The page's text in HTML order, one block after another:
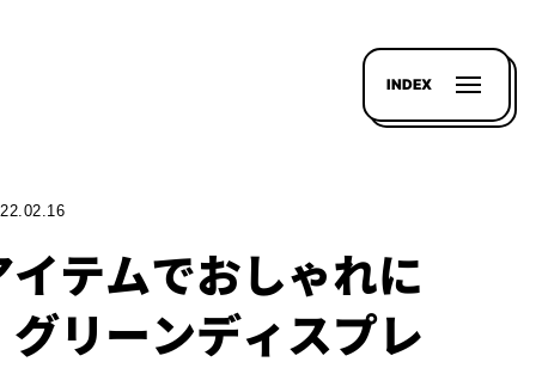
INDEX
テムでおしゃれに
リーンディスプレ